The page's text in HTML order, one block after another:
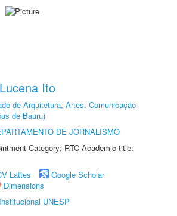
Ito
de Arquitetura, Artes, Comunicação
de Bauru)
DE JORNALISMO
Category: RTC Academic title:
Lattes
Google Scholar
Dimensions
UNESP